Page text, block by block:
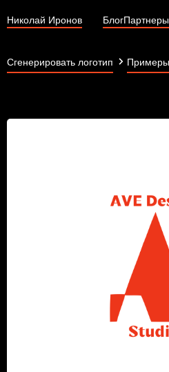
Николай Иронов БлогПартнеры
Сгенерировать логотип Примеры